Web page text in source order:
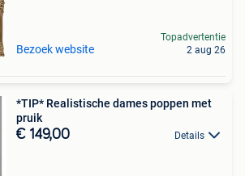
Bezoek website
Topadvertentie
2 aug 26
*TIP* Realistische dames poppen met
pruik
€ 149,00 Details